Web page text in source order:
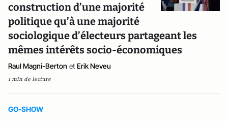
construction d’une majorité
politique qu’à une majorité
sociologique d’électeurs partageant les
mêmes intérêts socio-économiques
Raul Magni-Berton et Erik Neveu
1 min de lecture
GO-SHOW